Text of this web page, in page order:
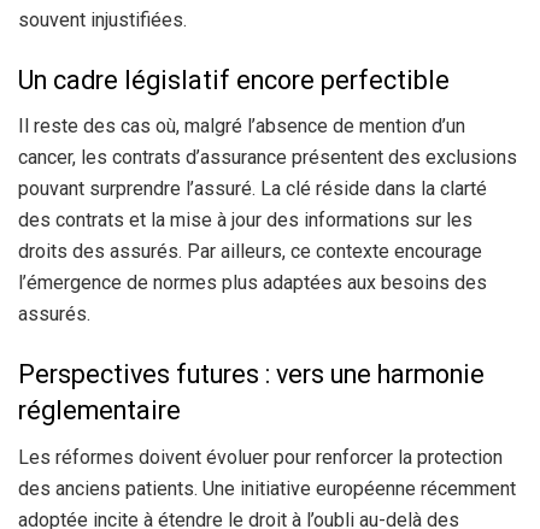
souvent injustifiées.
Un cadre législatif encore perfectible
Il reste des cas où, malgré l’absence de mention d’un
cancer, les contrats d’assurance présentent des exclusions
pouvant surprendre l’assuré. La clé réside dans la clarté
des contrats et la mise à jour des informations sur les
droits des assurés. Par ailleurs, ce contexte encourage
l’émergence de normes plus adaptées aux besoins des
assurés.
Perspectives futures : vers une harmonie
réglementaire
Les réformes doivent évoluer pour renforcer la protection
des anciens patients. Une initiative européenne récemment
adoptée incite à étendre le droit à l’oubli au-delà des